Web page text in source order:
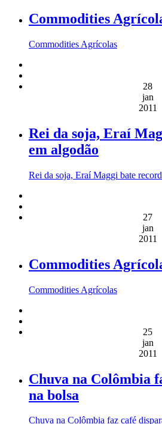
Commodities
Commodities Agrícolas
28
jan
2011
Rei da soja, Eraí
em algodão
Rei da soja, Eraí Maggi bate
27
jan
2011
Commodities
Commodities Agrícolas
25
jan
2011
Chuva na Colômbia
na bolsa
Chuva na Colômbia faz café